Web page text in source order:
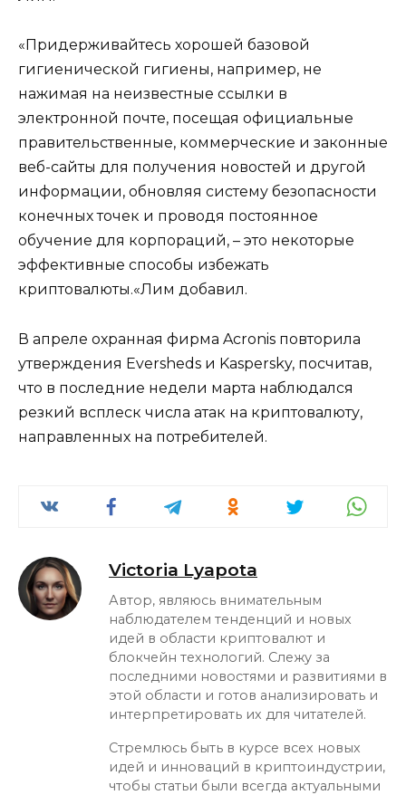
«Придерживайтесь хорошей базовой
гигиенической гигиены, например, не
нажимая на неизвестные ссылки в
электронной почте, посещая официальные
правительственные, коммерческие и законные
веб-сайты для получения новостей и другой
информации, обновляя систему безопасности
конечных точек и проводя постоянное
обучение для корпораций, – это некоторые
эффективные способы избежать
криптовалюты.«Лим добавил.
В апреле охранная фирма Acronis повторила
утверждения Eversheds и Kaspersky, посчитав,
что в последние недели марта наблюдался
резкий всплеск числа атак на криптовалюту,
направленных на потребителей.
Victoria Lyapota
Автор, являюсь внимательным
наблюдателем тенденций и новых
идей в области криптовалют и
блокчейн технологий. Слежу за
последними новостями и развитиями в
этой области и готов анализировать и
интерпретировать их для читателей.
Стремлюсь быть в курсе всех новых
идей и инноваций в криптоиндустрии,
чтобы статьи были всегда актуальными